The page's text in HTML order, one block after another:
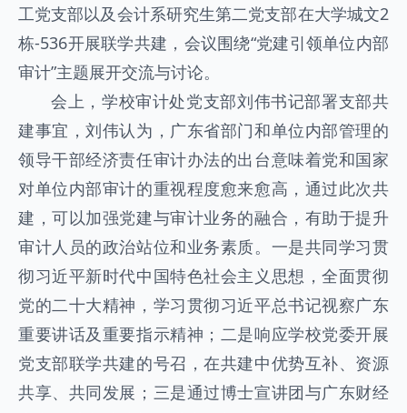
工党支部以及会计系研究生第二党支部在大学城文2
栋-536开展联学共建，会议围绕“党建引领单位内部
审计”主题展开交流与讨论。
会上，学校审计处党支部刘伟书记部署支部共
建事宜，刘伟认为，广东省部门和单位内部管理的
领导干部经济责任审计办法的出台意味着党和国家
对单位内部审计的重视程度愈来愈高，通过此次共
建，可以加强党建与审计业务的融合，有助于提升
审计人员的政治站位和业务素质。一是共同学习贯
彻习近平新时代中国特色社会主义思想，全面贯彻
党的二十大精神，学习贯彻习近平总书记视察广东
重要讲话及重要指示精神；二是响应学校党委开展
党支部联学共建的号召，在共建中优势互补、资源
共享、共同发展；三是通过博士宣讲团与广东财经